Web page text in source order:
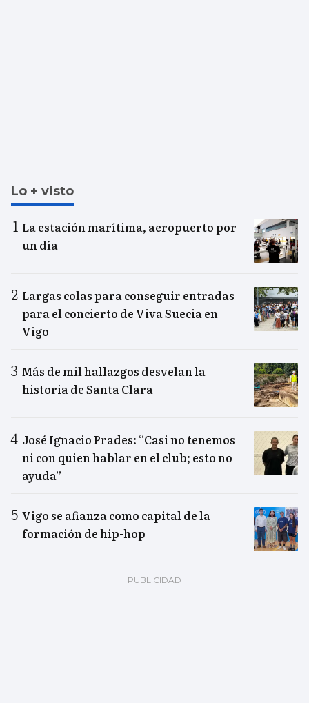
Lo + visto
La estación marítima, aeropuerto por
un día
Largas colas para conseguir entradas
para el concierto de Viva Suecia en
Vigo
Más de mil hallazgos desvelan la
historia de Santa Clara
José Ignacio Prades: “Casi no tenemos
ni con quien hablar en el club; esto no
ayuda”
Vigo se afianza como capital de la
formación de hip-hop